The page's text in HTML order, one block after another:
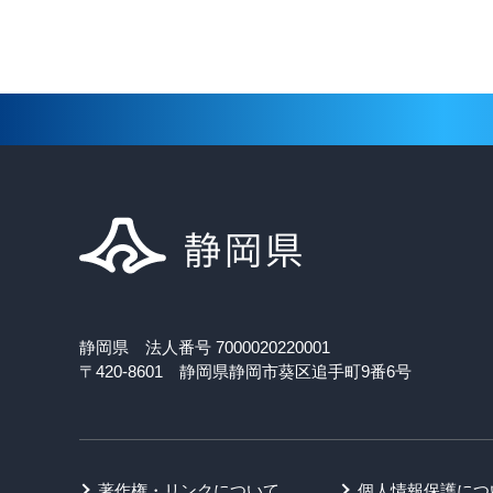
静岡県 法人番号 7000020220001
〒420-8601 静岡県静岡市葵区追手町9番6号